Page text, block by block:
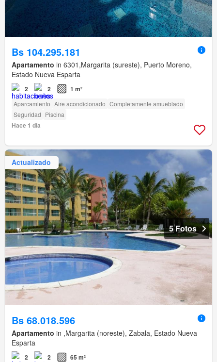
Bs 104.295.181
Apartamento in 6301,Margarita (sureste), Puerto Moreno,
Estado Nueva Esparta
2 2 1 m²
Aparcamiento Aire acondicionado Completamente amueblado
Seguridad Piscina
Hace 1 día
Actualizado
5 Fotos
Bs 68.018.596
Apartamento in ,Margarita (noreste), Zabala, Estado Nueva
Esparta
2 2 65 m²